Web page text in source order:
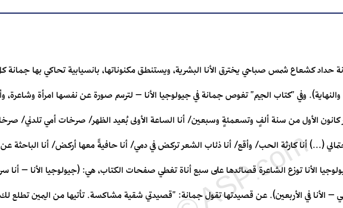
حداد كشعاع شمس صباحي يخترق الأنا البشرية، ويستنطق مكنوناتها، بانسيابية تحاكي بها جمانة
وفي "كتاب الجيم" تغوص جمانة في جيولوجيا الأنا – لترسم صورة عن نفسها امرأة وشاعرة،
الأول من سنة ألفٍ وتسعمئةٍ وسبعين/ أنا الساعة الأولى بُعيد الظهر/ صرخات أمي تلدني/
(...) أنا كارثة الحب/ وأقع/ أنا ذئاب الشعر تركض في دمي/ أنا حافيةً معها أركض/ أنا الباحثة عن
الأنا توزع الشاعرة قصائدها على سبع أناة تغطي صفحات الكتاب، هي: (جيولوجيا الأنا – أنا
– الأنا في الأربعين). عن قصيدتها تقول جمانة: "قصيدتي شقية مشاكسة. تأتيها من اليمين تطلع